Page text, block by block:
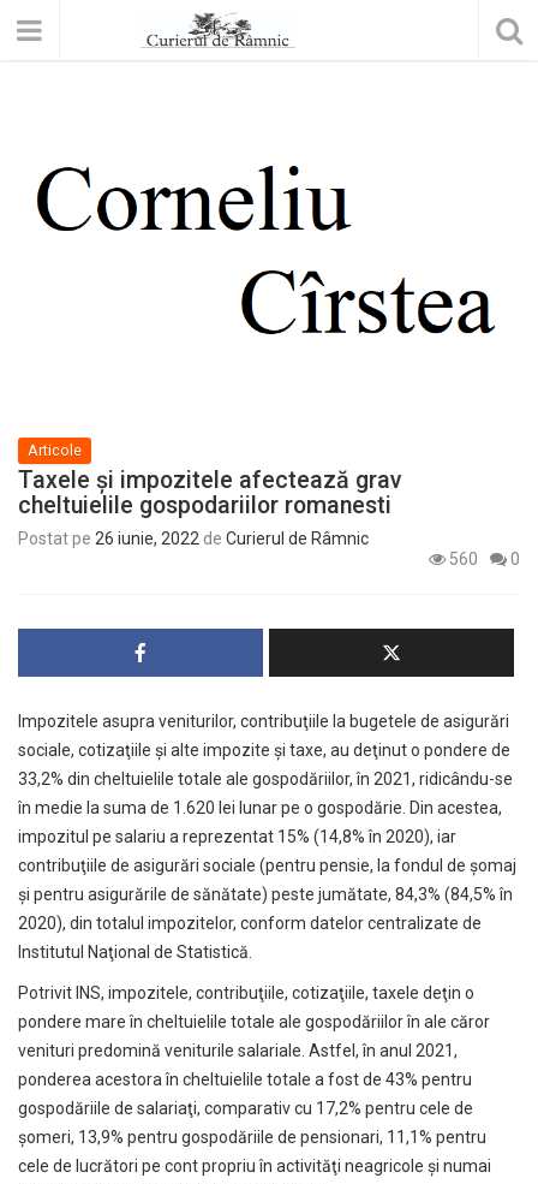
Articole
Taxele şi impozitele afectează grav
cheltuielile gospodariilor romanesti
Postat pe 26 iunie, 2022 de Curierul de Râmnic
560
0
Impozitele asupra veniturilor, contribuţiile la bugetele de asigurări
sociale, cotizaţiile şi alte impozite şi taxe, au deţinut o pondere de
33,2% din cheltuielile totale ale gospodăriilor, în 2021, ridicându-se
în medie la suma de 1.620 lei lunar pe o gospodărie. Din acestea,
impozitul pe salariu a reprezentat 15% (14,8% în 2020), iar
contribuţiile de asigurări sociale (pentru pensie, la fondul de şomaj
şi pentru asigurările de sănătate) peste jumătate, 84,3% (84,5% în
2020), din totalul impozitelor, conform datelor centralizate de
Institutul Naţional de Statistică.
Potrivit INS, impozitele, contribuţiile, cotizaţiile, taxele deţin o
pondere mare în cheltuielile totale ale gospodăriilor în ale căror
venituri predomină veniturile salariale. Astfel, în anul 2021,
ponderea acestora în cheltuielile totale a fost de 43% pentru
gospodăriile de salariaţi, comparativ cu 17,2% pentru cele de
şomeri, 13,9% pentru gospodăriile de pensionari, 11,1% pentru
cele de lucrători pe cont propriu în activităţi neagricole şi numai